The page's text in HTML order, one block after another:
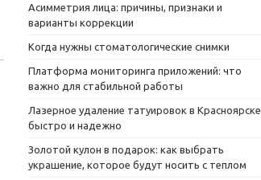
Асимметрия лица: причины, признаки и
варианты коррекции
Когда нужны стоматологические снимки
Платформа мониторинга приложений: что
важно для стабильной работы
Лазерное удаление татуировок в Красноярске
быстро и надежно
Золотой кулон в подарок: как выбрать
украшение, которое будут носить с теплом